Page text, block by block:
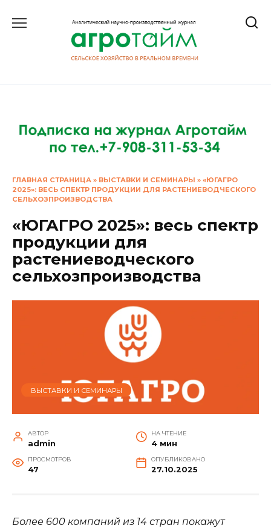
ГЛАВНАЯ СТРАНИЦА » ВЫСТАВКИ И СЕМИНАРЫ » «ЮГАГРО
2025»: ВЕСЬ СПЕКТР ПРОДУКЦИИ ДЛЯ РАСТЕНИЕВОДЧЕСКОГО
СЕЛЬХОЗПРОИЗВОДСТВА
«ЮГАГРО 2025»: весь спектр
продукции для
растениеводческого
сельхозпроизводства
ВЫСТАВКИ И СЕМИНАРЫ
АВТОР
admin
НА ЧТЕНИЕ
4 мин
ПРОСМОТРОВ
47
ОПУБЛИКОВАНО
27.10.2025
Более 600 компаний из 14 стран покажут